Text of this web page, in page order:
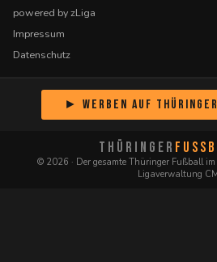
powered by zLiga
Impressum
Datenschutz
► Werben auf
THÜRINGER
© 2026 · Der gesamte Thüringer Fußball im
Ligaverwaltung